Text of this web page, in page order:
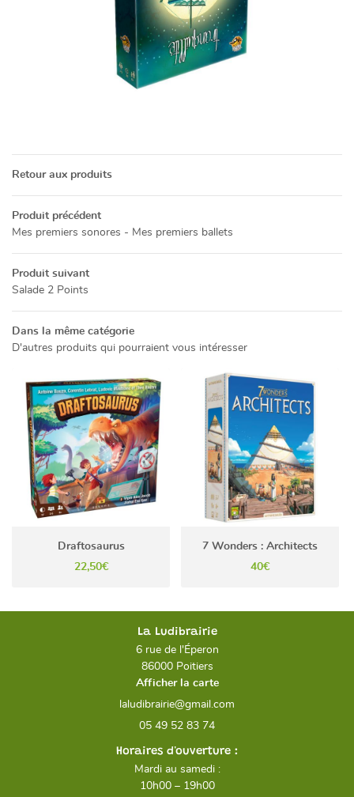
CATALOGUE
CONTACT
Rejoignez-
Retour aux produits
Produit précédent
Mes premiers sonores - Mes premiers ballets
Produit suivant
Salade 2 Points
Dans la même catégorie
D'autres produits qui pourraient vous intéresser
Draftosaurus
22,50€
7 Wonders : Architects
40€
La Ludibrairie
6 rue de l'Éperon
86000 Poitiers
Afficher la carte
05 49 52 83 74
Horaires d'ouverture :
Mardi au samedi :
10h00 – 19h00